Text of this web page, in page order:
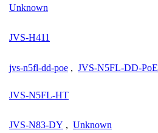
Unknown
JVS-H411
jvs-n5fl-dd-poe , JVS-N5FL-DD-PoE
JVS-N5FL-HT
JVS-N83-DY , Unknown